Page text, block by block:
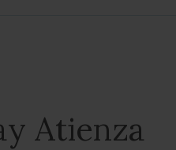
Atienza